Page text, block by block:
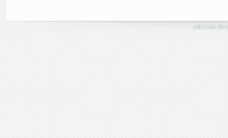
ARGIAko